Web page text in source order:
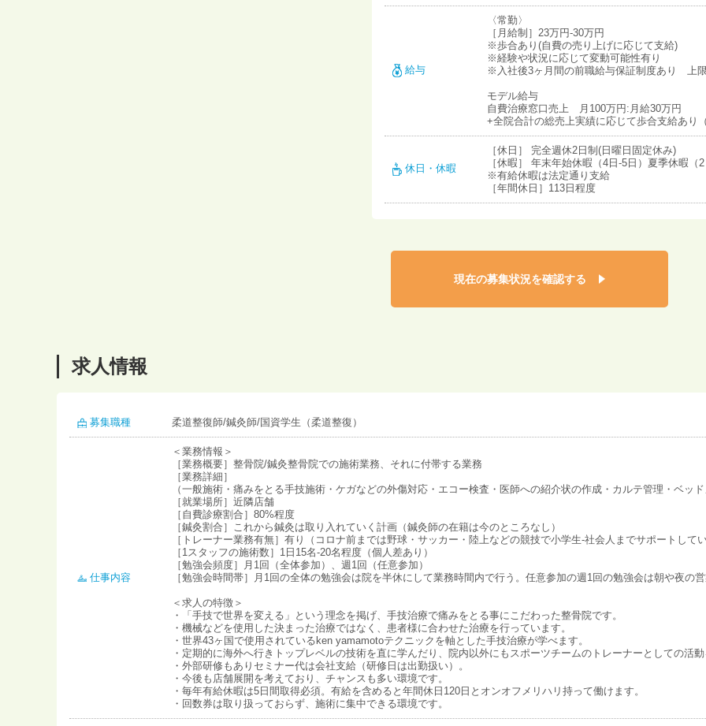
給与
〈常勤〉
［月給制］23万円-30万円
※歩合あり(自費の売り上げに応じて支給)
※経験や状況に応じて変動可能性有り
※入社後3ヶ月間の前職給与保証制度あり 上
モデル給与
自費治療窓口売上 月100万円:月給30万円
+全院合計の総売上実績に応じて歩合支給あり
休日・休暇
［休日］ 完全週休2日制(日曜日固定休み)
［休暇］ 年末年始休暇（4日-5日）夏季休暇（
※有給休暇は法定通り支給
［年間休日］113日程度
現在の募集状況を確認する
求人情報
募集職種 柔道整復師/鍼灸師/国資学生（柔道整復）
仕事内容
＜業務情報＞
［業務概要］整骨院/鍼灸整骨院での施術業務、それに付帯する業務
［業務詳細］
（一般施術・痛みをとる手技施術・ケガなどの外傷対応・エコー検査・医師への紹介状の作成・カルテ管理・ベッ
［就業場所］近隣店舗
［自費診療割合］80%程度
［鍼灸割合］これから鍼灸は取り入れていく計画（鍼灸師の在籍は今のところなし）
［トレーナー業務有無］有り（コロナ前までは野球・サッカー・陸上などの競技で小学生-社会人までサポートし
［1スタッフの施術数］1日15名-20名程度（個人差あり）
［勉強会頻度］月1回（全体参加）、週1回（任意参加）
［勉強会時間帯］月1回の全体の勉強会は院を半休にして業務時間内で行う。任意参加の週1回の勉強会は朝や夜の
＜求人の特徴＞
・「手技で世界を変える」という理念を掲げ、手技治療で痛みをとる事にこだわった整骨院です。
・機械などを使用した決まった治療ではなく、患者様に合わせた治療を行っています。
・世界43ヶ国で使用されているken yamamotoテクニックを軸とした手技治療が学べます。
・定期的に海外へ行きトップレベルの技術を直に学んだり、院内以外にもスポーツチームのトレーナーとしての活
・外部研修もありセミナー代は会社支給（研修日は出勤扱い）。
・今後も店舗展開を考えており、チャンスも多い環境です。
・毎年有給休暇は5日間取得必須。有給を含めると年間休日120日とオンオフメリハリ持って働けます。
・回数券は取り扱っておらず、施術に集中できる環境です。